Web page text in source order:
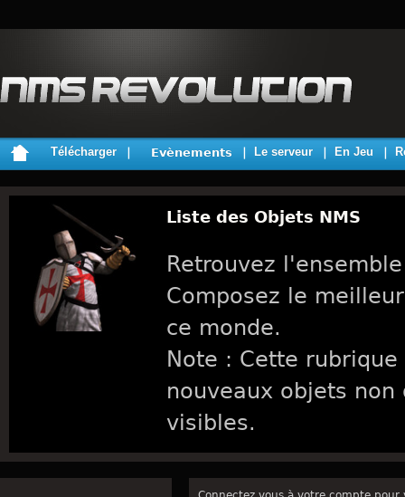
Télécharger Evènements Le serveur En Jeu
Liste des Objets NMS
Retrouvez
Composez le
ce monde.
Note : Cette
nouveaux objets
visibles.